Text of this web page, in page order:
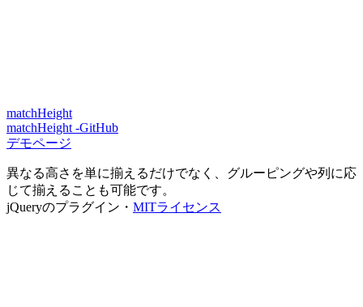
matchHeight
matchHeight -GitHub
デモページ
異なる高さを単に揃えるだけでなく、グルーピングや列に応
じて揃えることも可能です。
jQueryのプラグイン・ MITライセンス